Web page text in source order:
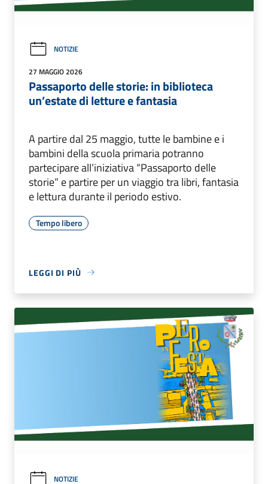
NOTIZIE
27 MAGGIO 2026
Passaporto delle storie: in biblioteca
un’estate di letture e fantasia
A partire dal 25 maggio, tutte le bambine e i
bambini della scuola primaria potranno
partecipare all’iniziativa “Passaporto delle
storie” e partire per un viaggio tra libri, fantasia
e lettura durante il periodo estivo.
Tempo libero
LEGGI DI PIÙ
NOTIZIE